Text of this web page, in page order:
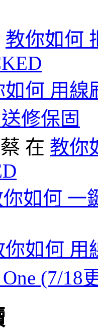
教你如何
如何 用線
修保固
在 教你
如何 一
你如何 用
(7/18